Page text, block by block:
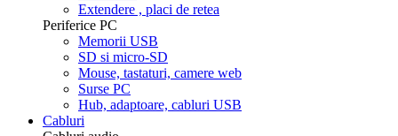
Extendere , placi de retea
Periferice PC
Memorii USB
SD si micro-SD
Mouse, tastaturi, camere web
Surse PC
Hub, adaptoare, cabluri USB
Cabluri